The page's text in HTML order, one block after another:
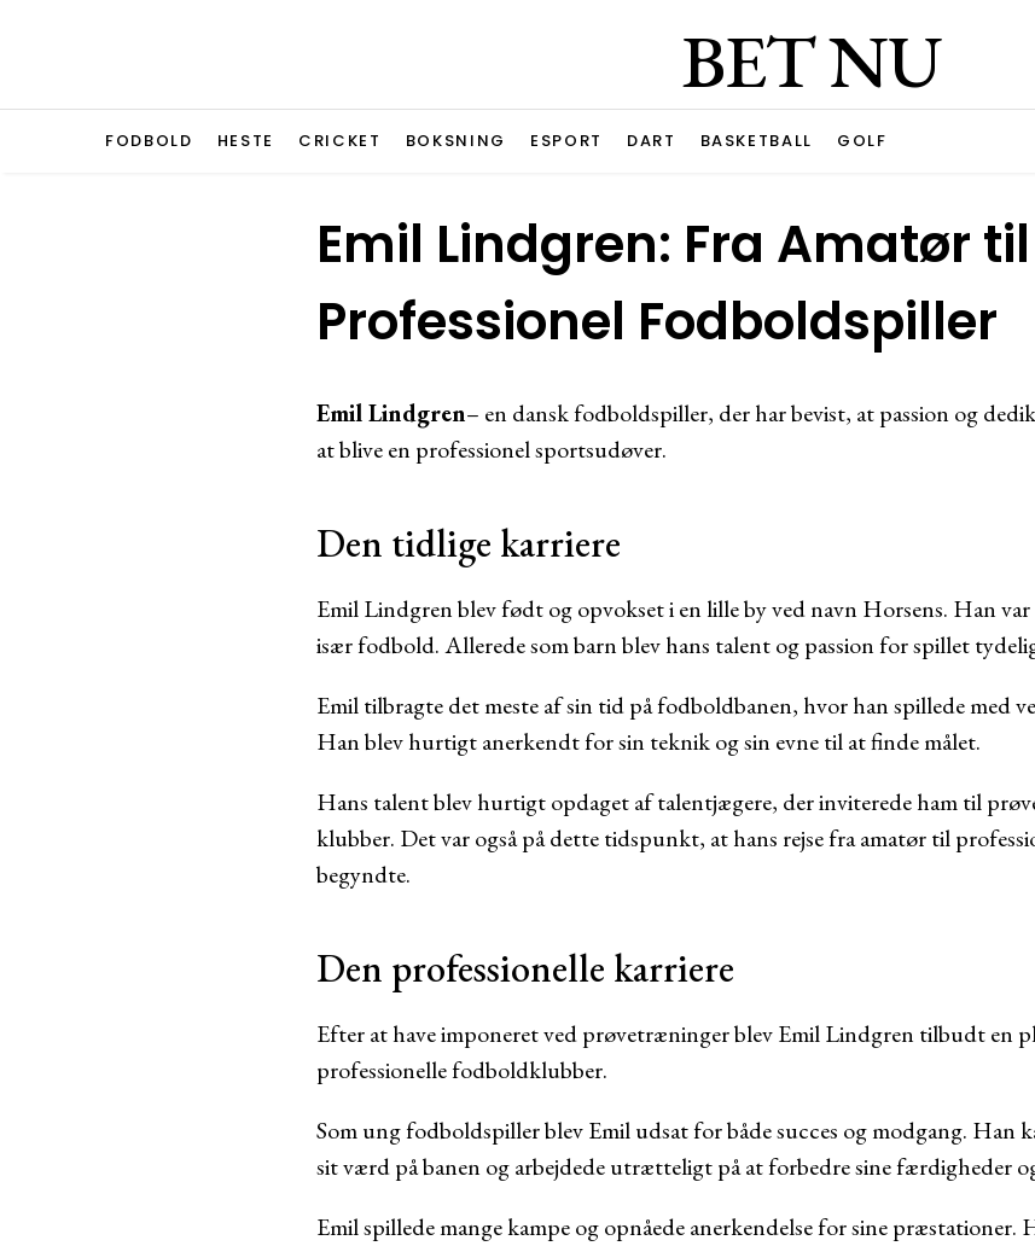
BET NU
FODBOLD HESTE CRICKET BOKSNING ESPORT DART BASKETBALL GOLF
Emil Lindgren: Fra Amatør til
Professionel Fodboldspiller
Emil Lindgren– en dansk fodboldspiller, der har bevist, at passion og
at blive en professionel sportsudøver.
Den tidlige karriere
Emil Lindgren blev født og opvokset i en lille by ved navn Horsens. Han
især fodbold. Allerede som barn blev hans talent og passion for spillet
Emil tilbragte det meste af sin tid på fodboldbanen, hvor han spillede med
Han blev hurtigt anerkendt for sin teknik og sin evne til at finde målet.
Hans talent blev hurtigt opdaget af talentjægere, der inviterede ham til
klubber. Det var også på dette tidspunkt, at hans rejse fra amatør til
begyndte.
Den professionelle karriere
Efter at have imponeret ved prøvetræninger blev Emil Lindgren tilbudt en
professionelle fodboldklubber.
Som ung fodboldspiller blev Emil udsat for både succes og modgang. Han
sit værd på banen og arbejdede utrætteligt på at forbedre sine færdigheder
Emil spillede mange kampe og opnåede anerkendelse for sine